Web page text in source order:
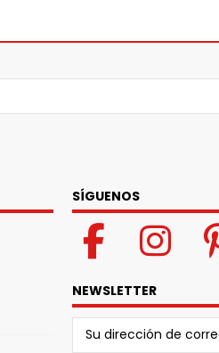
SÍGUENOS
NEWSLETTER